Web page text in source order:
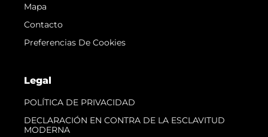
Mapa
Contacto
Preferencias De Cookies
Legal
POLÍTICA DE PRIVACIDAD
DECLARACIÓN EN CONTRA DE LA ESCLAVITUD
MODERNA